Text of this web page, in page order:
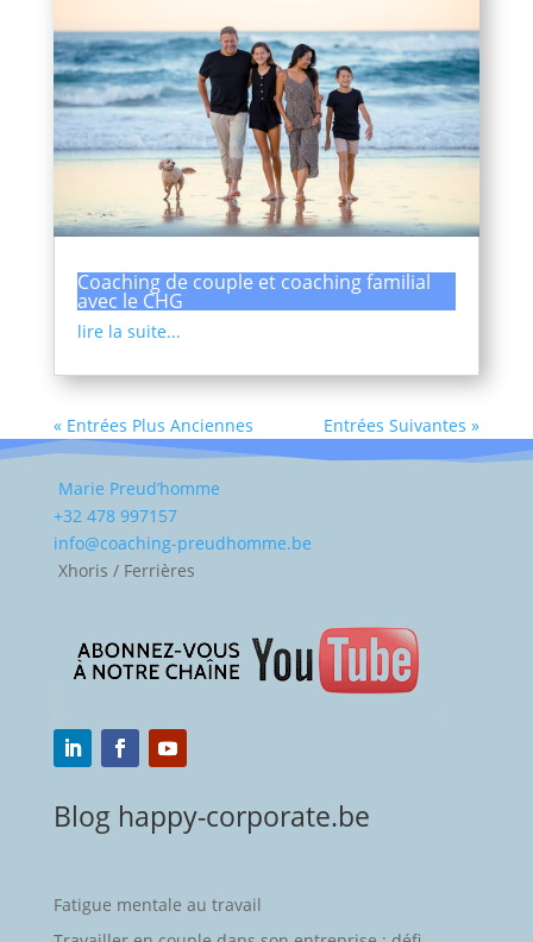
Coaching de couple et coaching familial
avec le CHG
lire la suite...
« Entrées Plus Anciennes Entrées Suivantes »
Marie Preud’homme
+32 478 997157
info@coaching-preudhomme.be
Xhoris / Ferrières
Blog happy-corporate.be
Fatigue mentale au travail